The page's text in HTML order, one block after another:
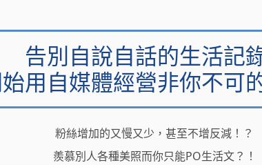
告別自說自話的生活記
用自媒體經營非你不可
粉絲增加的又慢又少，甚至不增反減！？
羨慕別人各種美照而你只能PO生活文？！